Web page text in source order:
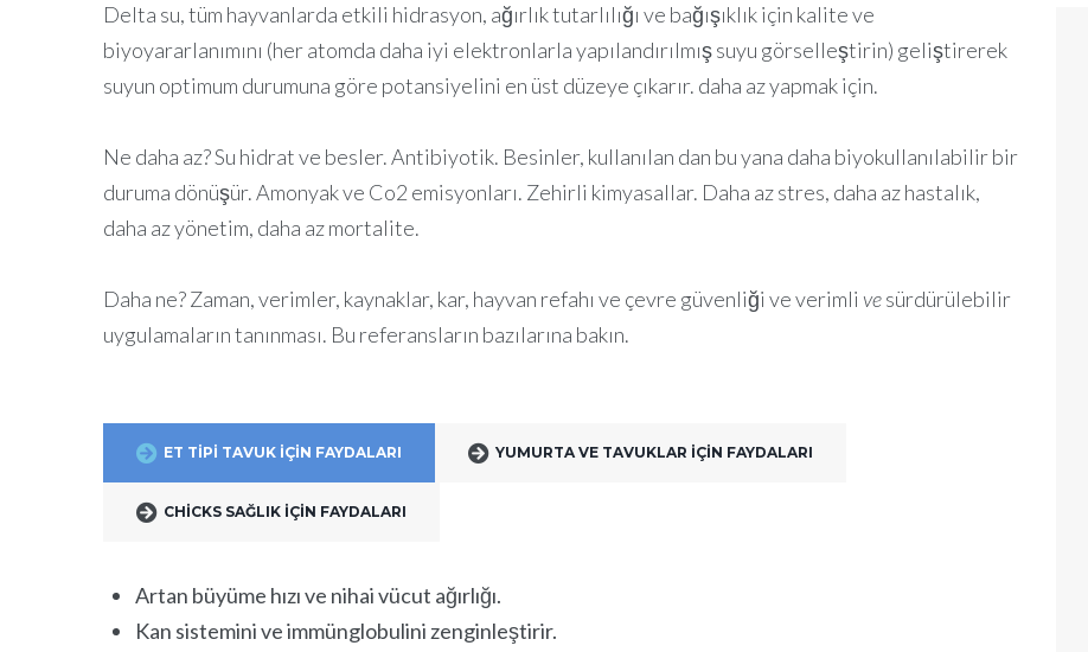
Delta su, tüm hayvanlarda etkili hidrasyon, ağırlık tutarlılığı ve bağışıklık için kalite ve
biyoyararlanımını (her atomda daha iyi elektronlarla yapılandırılmış suyu görselleştirin) geliştirerek
suyun optimum durumuna göre potansiyelini en üst düzeye çıkarır. daha az yapmak için.
Ne daha az? Su hidrat ve besler. Antibiyotik. Besinler, kullanılan dan bu yana daha biyokullanılabilir bir
duruma dönüşür. Amonyak ve Co2 emisyonları. Zehirli kimyasallar. Daha az stres, daha az hastalık,
daha az yönetim, daha az mortalite.
Daha ne? Zaman, verimler, kaynaklar, kar, hayvan refahı ve çevre güvenliği ve verimli vesürdürülebilir
uygulamaların tanınması. Bu referansların bazılarına bakın.
ET TIPI TAVUK IÇIN FAYDALARI YUMURTA VE TAVUKLAR IÇIN FAYDALARI
CHICKS SAĞLIK IÇIN FAYDALARI
Artan büyüme hızı ve nihai vücut ağırlığı.
Kan sistemini ve immünglobulini zenginleştirir.